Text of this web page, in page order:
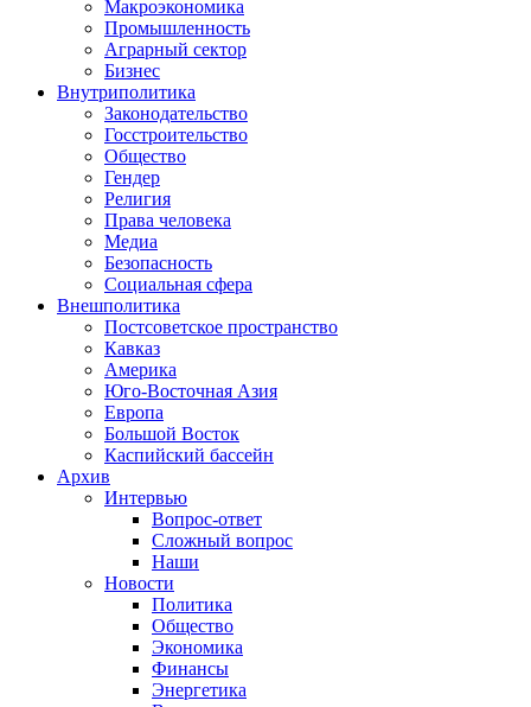
Макроэкономика
Промышленность
Аграрный сектор
Бизнес
Внутриполитика
Законодательство
Госстроительство
Общество
Гендер
Религия
Права человека
Медиа
Безопасность
Социальная сфера
Внешполитика
Постсоветское пространство
Кавказ
Америка
Юго-Восточная Азия
Европа
Большой Восток
Каспийский бассейн
Архив
Интервью
Вопрос-ответ
Сложный вопрос
Наши
Новости
Политика
Общество
Экономика
Финансы
Энергетика